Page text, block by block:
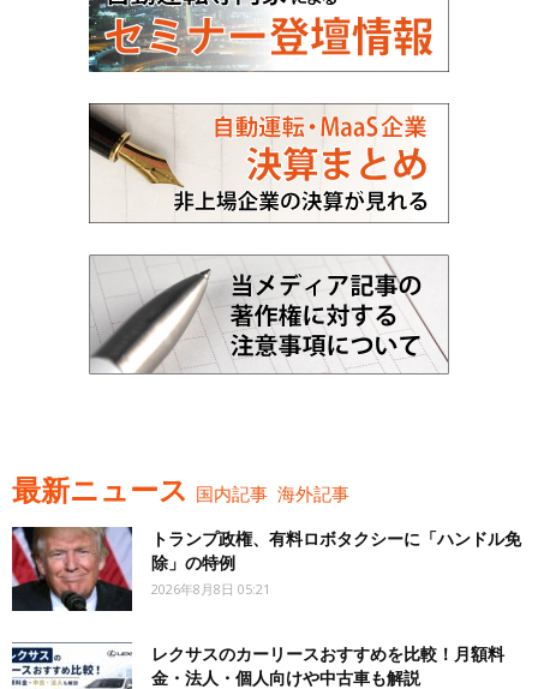
最新ニュース 国内記事 海外記事
トランプ政権、有料ロボタクシーに「ハンドル免
除」の特例
2026年8月8日 05:21
レクサスのカーリースおすすめを比較！月額料
金・法人・個人向けや中古車も解説